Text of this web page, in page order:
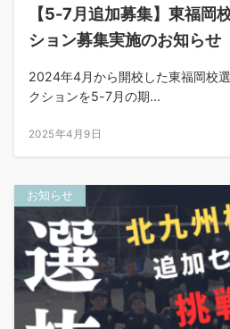
【5-7月追加募集】東福岡
ション募集実施のお知らせ
2024年4月から開校した東福岡校
クションを5-7月の期...
2025年4月9日
お知らせ